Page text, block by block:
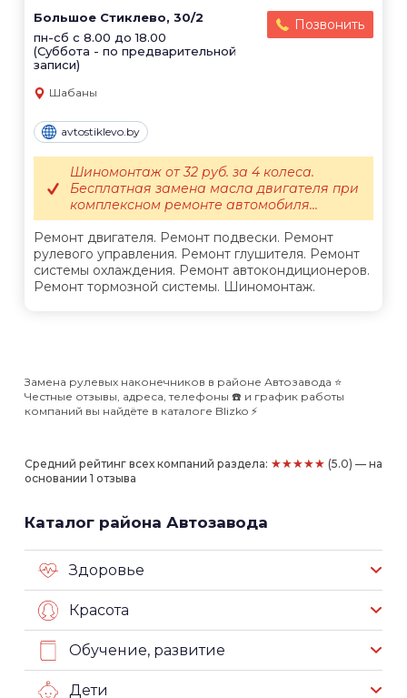
Большое Стиклево, 30/2
пн-сб с 8.00 до 18.00
(Суббота - по предварительной
записи)
Позвонить
Шабаны
avtostiklevo.by
Ремонт двигателя. Ремонт подвески. Ремонт
рулевого управления. Ремонт глушителя. Ремонт
системы охлаждения. Ремонт автокондиционеров.
Ремонт тормозной системы. Шиномонтаж.
Шиномонтаж от 32 руб. за 4 колеса.
Бесплатная замена масла двигателя при
комплексном ремонте автомобиля...
Замена рулевых наконечников в районе Автозавода ⭐️
Честные отзывы, адреса, телефоны ☎️ и график работы
компаний вы найдёте в каталоге Blizko ⚡️
Средний рейтинг всех компаний раздела: ★★★★★ (5.0) — на
основании 1 отзыва
Каталог района Автозавода
Здоровье
Красота
Обучение, развитие
Дети